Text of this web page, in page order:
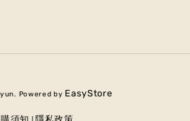
Powered by EasyStore